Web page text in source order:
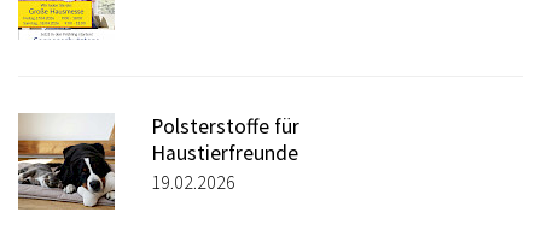
Polsterstoffe für
Haustierfreunde
19.02.2026